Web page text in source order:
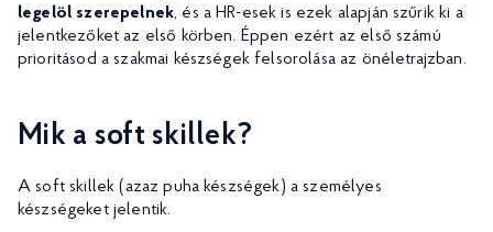
legelöl szerepelnek, és a HR-esek is ezek alapján szűrik ki a
jelentkezőket az első körben. Éppen ezért az első számú
prioritásod a szakmai készségek felsorolása az önéletrajzban.
Mik a soft skillek?
A soft skillek (azaz puha készségek) a személyes
készségeket jelentik.